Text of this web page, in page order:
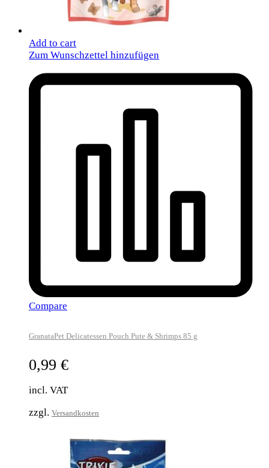
Add to cart
Zum Wunschzettel hinzufügen
Compare
GranataPet Delicatessen Pouch Pute & Shrimps 85 g
0,99 €
incl. VAT
zzgl. Versandkosten